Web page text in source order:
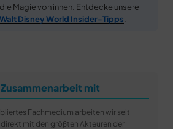
die Magie von innen. Entdecke unsere
Walt Disney World Insider-Tipps
mit
Fachmedium arbeiten wir seit
direkt mit den größten Akteuren der